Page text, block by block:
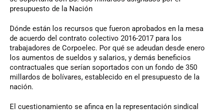
presupuesto de la Nación
Dónde están los recursos que fueron aprobados en la mesa
de acuerdo del contrato colectivo 2016-2017 para los
trabajadores de Corpoelec. Por qué se adeudan desde enero
los aumentos de sueldos y salarios, y demás beneficios
contractuales que serían soportados con un fondo de 350
millardos de bolívares, establecido en el presupuesto de la
nación.
El cuestionamiento se afinca en la representación sindical